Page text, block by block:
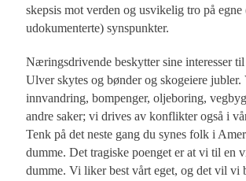
skepsis mot verden og usvikelig tro på egne
udokumenterte) synspunkter.
Næringsdrivende beskytter sine interesser
Ulver skytes og bønder og skogeiere
innvandring, bompenger, oljeboring,
andre saker; vi drives av konflikter også i
Tenk på det neste gang du synes folk i
dumme. Det tragiske poenget er at vi til en
dumme. Vi liker best vårt eget, og det vil vi